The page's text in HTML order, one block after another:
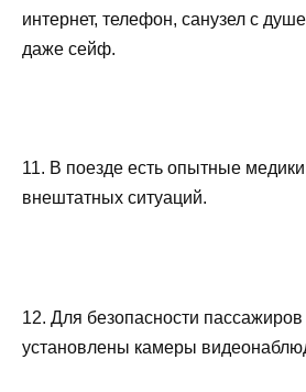
интернет, телефон, санузел с
даже сейф.
11. В поезде есть опытные
внештатных ситуаций.
12. Для безопасности
установлены камеры